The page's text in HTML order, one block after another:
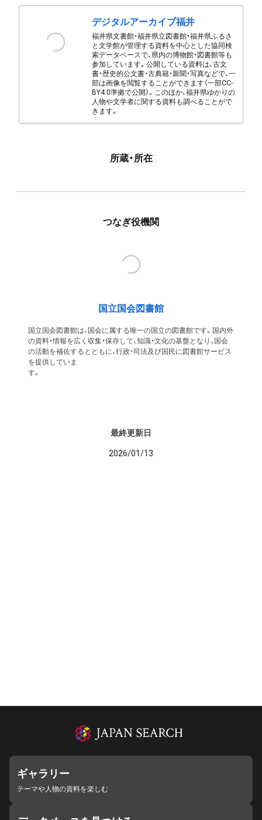
デジタルアーカイブ福井
福井県文書館・福井県立図書館・福井県ふるさ
と文学館が管理する資料を中心とした協同検
索データベースで、県内の博物館・図書館等も
参加しています。公開している資料は、古文
書・歴史的公文書・古典籍・新聞・写真などで、一
部は画像を閲覧することができます（一部CC-
BY4.0準拠で公開）。このほか、福井県ゆかりの
人物や文学者に関する資料も調べることがで
きます。
所蔵・所在
つなぎ役機関
国立国会図書館
国立国会図書館は、国会に属する唯一の国立の図書館です。国内外
の資料・情報を広く収集・保存して、知識・文化の基盤となり、国会
の活動を補佐するとともに、行政・司法及び国民に図書館サービス
を提供していま
す
最終更新日
2026/01/13
ギャラリー
テーマや人物の資料を楽しむ